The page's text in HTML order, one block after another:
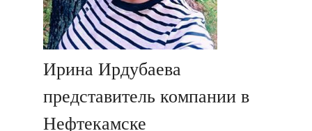
Ирина Ирдубаева
представитель компании в
Нефтекамске